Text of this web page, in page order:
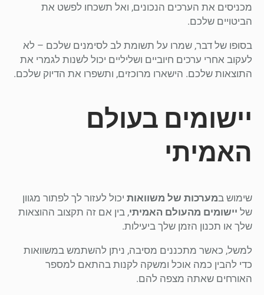
מכניסים את הערכים הנכונים, ואל תשכחו לפשט את
הביטויים שלכם.
בסופו של דבר, שמרו על תשומת לב לסימנים שלכם – לא
לעקוב אחרי ערכים חיוביים ושליליים יכול לשנות לגמרי את
התוצאות שלכם. הישארו מרוכזים, ותשפרו את הדיוק שלכם.
יישומים בעולם
האמיתי
שימוש במערכות של משוואות יכול לעזור לך לפתור מגוון
של יישומים מהעולם האמיתי, בין אם זה תקצוב ההוצאות
שלך או תכנון הזמן שלך ביעילות.
למשל, כאשר מתכננים מסיבה, ניתן להשתמש במשוואות
כדי להבין כמה אוכל ומשקה לקנות בהתאם למספר
האורחים שאתה מצפה להם.